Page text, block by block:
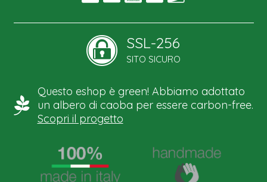
SSL-256
SITO SICURO
Questo eshop è green! Abbiamo adottato
un albero di caoba per essere carbon-free.
Scopri il progetto